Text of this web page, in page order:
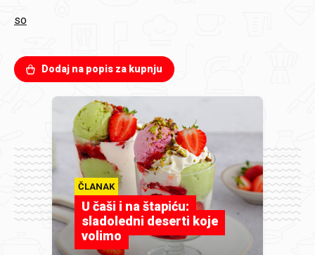
so
Dodaj na popis za kupnju
ČLANAK
U čaši i na štapiću:
sladoledni deserti koje
volimo